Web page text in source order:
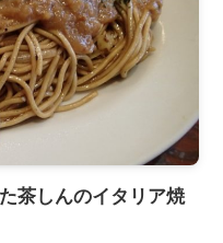
茶しんのイタリア焼